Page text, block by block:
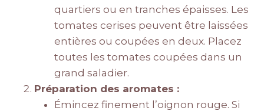
quartiers ou en tranches épaisses. Les
tomates cerises peuvent être laissées
entières ou coupées en deux. Placez
toutes les tomates coupées dans un
grand saladier.
Préparation des aromates :
Émincez finement l’oignon rouge. Si